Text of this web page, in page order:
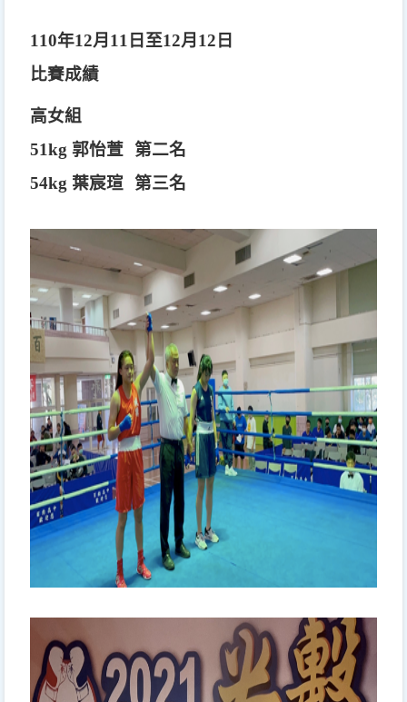
110年12月 11 日至12月 12 日
比賽成績
高女組
51kg 郭怡萱
第二名
54kg 葉宸瑄 第三名